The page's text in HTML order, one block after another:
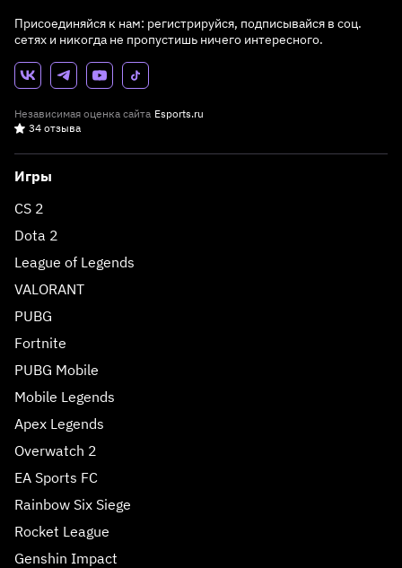
Присоединяйся к нам: регистрируйся, подписывайся в соц.
сетях и никогда не пропустишь ничего интересного.
Независимая оценка сайта Esports.ru
34 отзыва
Игры
CS 2
Dota 2
League of Legends
VALORANT
PUBG
Fortnite
PUBG Mobile
Mobile Legends
Apex Legends
Overwatch 2
EA Sports FC
Rainbow Six Siege
Rocket League
Genshin Impact